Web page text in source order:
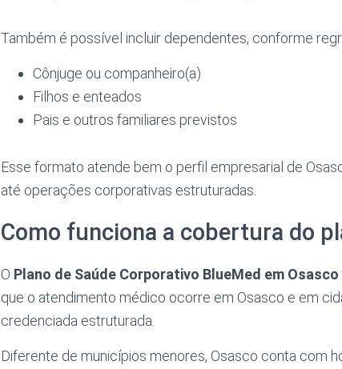
Também é possível incluir dependentes, conforme
Cônjuge ou companheiro(a)
Filhos e enteados
Pais e outros familiares previstos
Esse formato atende bem o perfil empresarial de
até operações corporativas estruturadas.
Como funciona a cobertura do
O Plano de Saúde Corporativo BlueMed em Osasco
que o atendimento médico ocorre em Osasco e em
credenciada estruturada.
Diferente de municípios menores, Osasco conta com